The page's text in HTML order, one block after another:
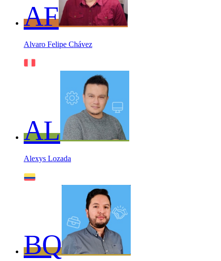
AF
Alvaro Felipe Chávez
AL
Alexys Lozada
BQ